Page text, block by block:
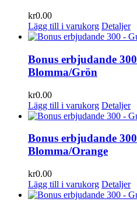
kr0.00
Lägg till i varukorg Detaljer
Bonus erbjudande
Blomma/Grön
kr0.00
Lägg till i varukorg Detaljer
Bonus erbjudande
Blomma/Orange
kr0.00
Lägg till i varukorg Detaljer